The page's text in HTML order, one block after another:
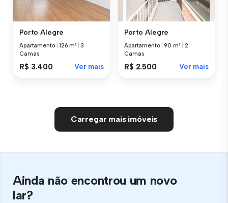
Porto Alegre
Apartamento |126 m² |3
Camas
R$ 3.400 Ver mais
Porto Alegre
Apartamento |90 m²
2
Camas
R$ 2.500 Ver mais
Carregar mais imóveis
Ainda não encontrou um novo
lar?